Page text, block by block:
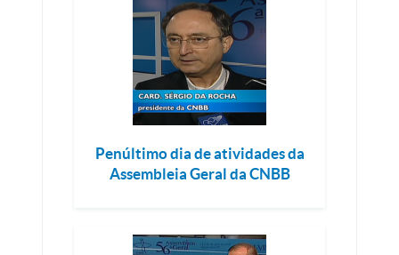
Penúltimo dia de atividades da
Assembleia Geral da CNBB